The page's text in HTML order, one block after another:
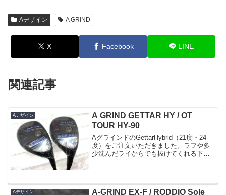
Aデザイン A GRIND
X Facebook LINE
関連記事
Aデザイン
A GRIND GETTAR HY / OT
TOUR HY-90
AグラインドのGettarHybrid（21度・24
度）をご注文いただきました。ラフや多
少沈んだライからでも抜けてくれる下駄
Aデザイン
A-GRIND EX-F / RODDIO Sole